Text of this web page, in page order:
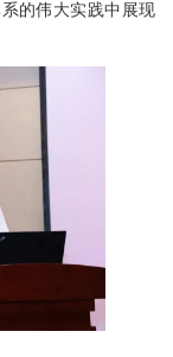
的伟大实践中展现